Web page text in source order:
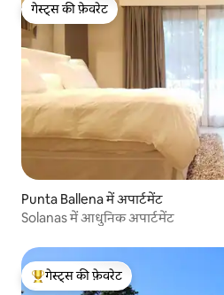
गेस्ट्स की फ़ेवरेट
गेस्ट्स की फ़ेवरेट
Punta Ballena में अपार्टमेंट
Solanas में आधुनिक अपार्टमेंट
गेस्ट्स का टॉप फ़ेवरेट
गेस्ट्स की फ़ेवरेट